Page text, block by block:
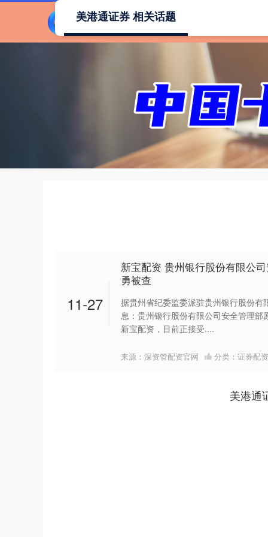
美港通证券 相关话题
11-27
新宝配资 贵州银行股份有限公
勇被查
据贵州省纪委监委派驻贵州银行股份
息：贵州银行股份有限公司安全管理
新宝配资，目前正接受....
来源：深资管配资官网 分类： 证券配
美港通